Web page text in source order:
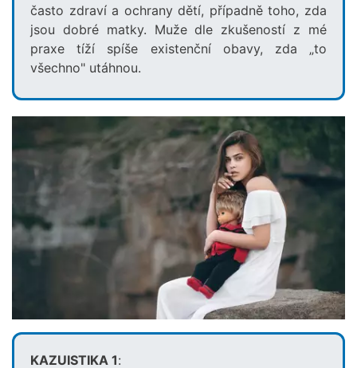
často zdraví a ochrany dětí, případně toho, zda
jsou dobré matky. Muže dle zkušeností z mé
praxe tíží spíše existenční obavy, zda „to
všechno" utáhnou.
KAZUISTIKA 1: